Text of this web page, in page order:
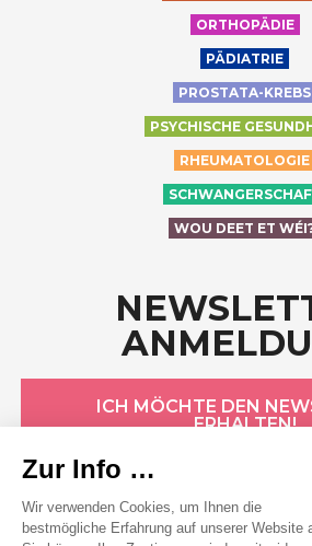
ORTHOPÄDIE
PÄDIATRIE
PROSTATA-KREBS
PSYCHISCHE
RHEUMATOLOGIE
WOU DEET ET
ICH MÖCHTE DEN
ERHALTEN!
HÔPITAUX ROBERT